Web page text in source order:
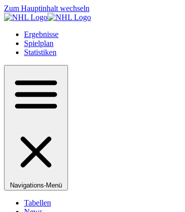
Zum Hauptinhalt wechseln
Ergebnisse
Spielplan
Statistiken
Navigations-Menü
Tabellen